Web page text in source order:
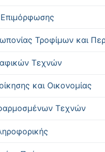
Επιμόρφωσης
Τροφίμων και
Τεχνών
και Οικονομίας
Τεχνών